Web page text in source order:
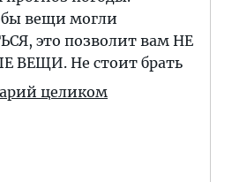
вещи могли
это позволит вам НЕ
ВЕЩИ. Не стоит брать
целиком